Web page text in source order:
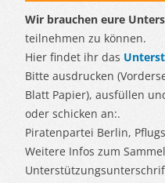
Wir brauchen eure
teilnehmen zu können.
Hier findet ihr das
Bitte ausdrucken
Blatt Papier), ausfüllen
oder schicken an:.
Piratenpartei Berlin,
Weitere Infos zum